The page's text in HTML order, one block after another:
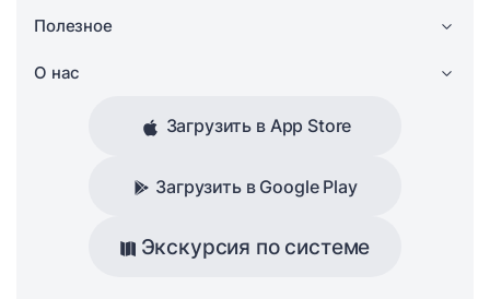
Полезное
О нас
Загрузить в App Store
Загрузить в Google Play
Экскурсия по системе